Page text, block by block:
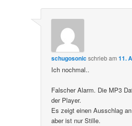
schugosonicschriebam11.
Ich nochmal..
Falscher Alarm. Die MP3
der Player.
Es zeigt einen Ausschlag
aber ist nur Stille.